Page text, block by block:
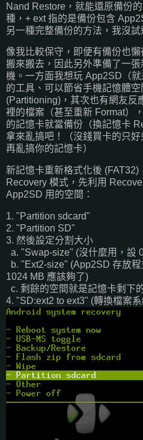
Nand Restore，就能還原備份
種，+ ext 指的是備份包含
另一種完整備份的方法，我沒試
像我比較保守，即便有備份也
搬來搬去，因此另外準備了一
機。一方面我想玩 App2SD（
的工具、可以節省手機記憶體
(Partitioning)，其次也有網友反
裡的檔案（甚至重新 Format）
的記憶卡就當備份（換記憶卡
拿來亂搞吧！（沒錢買卡的只
再亂搞你的記憶卡）
新記憶卡重新格式化後 (FAT32)
Recovery 模式，先利用
App2SD 用的空間：
1. "Partition sdcard"
2. "Partition SD"
3. 然後設定分割大小
a. "Swap-size" (沒什麼用，設
b. "Ext2-size" (App2SD 存放
1024 MB 應該夠了)
c. 剩餘的空間就是記憶卡剩下
4. "SD:ext2 to ext3" (轉換檔案